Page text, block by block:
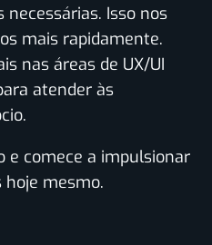
Isso nos
mais rapidamente.
nas áreas de UX/UI
atender às
e comece a impulsionar
mesmo.